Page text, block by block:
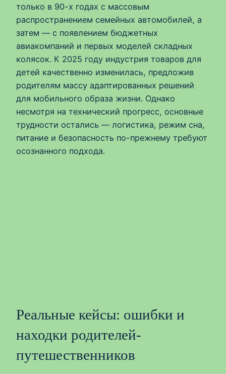
только в 90-х годах с массовым
распространением семейных автомобилей, а
затем — с появлением бюджетных
авиакомпаний и первых моделей складных
колясок. К 2025 году индустрия товаров для
детей качественно изменилась, предложив
родителям массу адаптированных решений
для мобильного образа жизни. Однако
несмотря на технический прогресс, основные
трудности остались — логистика, режим сна,
питание и безопасность по-прежнему требуют
осознанного подхода.
Реальные кейсы: ошибки и
находки родителей-
путешественников